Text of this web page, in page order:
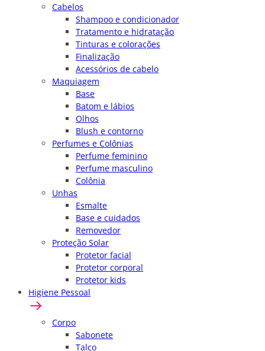
Cabelos
Shampoo e condicionador
Tratamento e hidratação
Tinturas e colorações
Finalização
Acessórios de cabelo
Maquiagem
Base
Batom e lábios
Olhos
Blush e contorno
Perfumes e Colônias
Perfume feminino
Perfume masculino
Colônia
Unhas
Esmalte
Base e cuidados
Removedor
Proteção Solar
Protetor facial
Protetor corporal
Protetor kids
Higiene Pessoal
Corpo
Sabonete
Talco